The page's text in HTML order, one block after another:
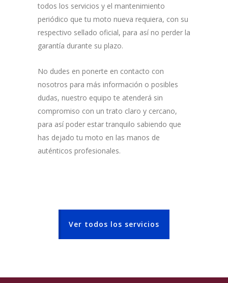
todos los servicios y el mantenimiento
periódico que tu moto nueva requiera, con su
respectivo sellado oficial, para así no perder la
garantía durante su plazo.
No dudes en ponerte en contacto con
nosotros para más información o posibles
dudas, nuestro equipo te atenderá sin
compromiso con un trato claro y cercano,
para así poder estar tranquilo sabiendo que
has dejado tu moto en las manos de
auténticos profesionales.
Ver todos los servicios